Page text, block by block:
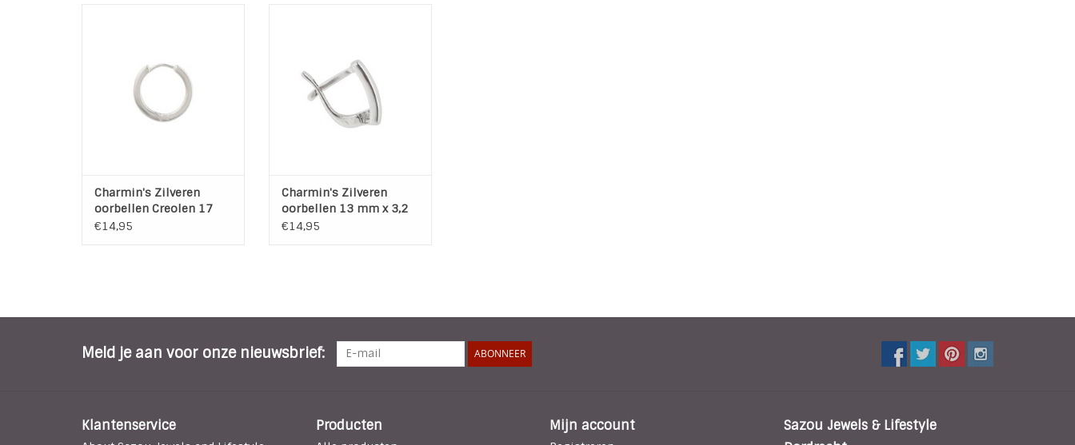
Dikte: 1,8 mm
TOEVOEGEN AAN WINKELWAGEN
Charmin's Zilveren
oorbellen Creolen 17
mm x 1,8 mm
€14,95
Materiaal: Zilver
Maat: 13 mm x B 3,2 mm
TOEVOEGEN AAN WINKELWAGEN
Charmin's Zilveren
oorbellen 13 mm x 3,2
mm
€14,95
Meld je aan voor onze nieuwsbrief: ABONNEER
Klantenservice Producten Mijn account
Sazou Jewels & Lifestyle